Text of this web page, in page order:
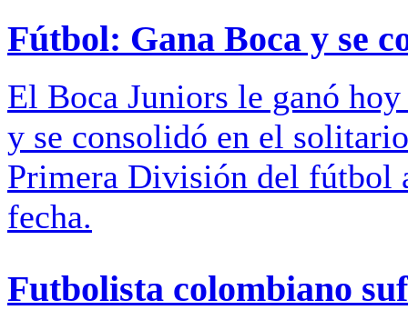
Fútbol: Gana Boca y se
El Boca Juniors le ganó
y se consolidó en el
Primera División del fútbol
fecha.
Futbolista colombiano